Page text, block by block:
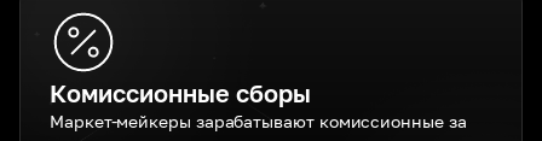
Комиссионные сборы
Маркет-мейкеры зарабатывают комиссионные за